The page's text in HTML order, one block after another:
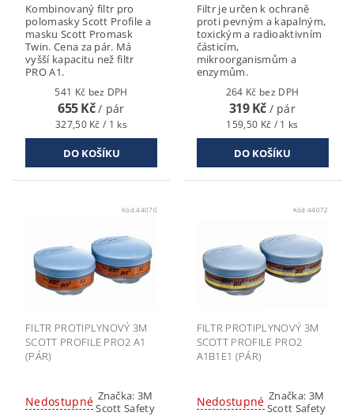
Kombinovaný filtr pro
polomasky Scott Profile a
masku Scott Promask
Twin. Cena za pár. Má
vyšší kapacitu než filtr
PRO A1.
541 Kč bez DPH
655 Kč/ pár
327,50 Kč / 1 ks
Filtr je určen k ochraně
proti pevným a kapalným,
toxickým a radioaktivním
částicím,
mikroorganismům a
enzymům.
264 Kč bez DPH
319 Kč / pár
159,50 Kč / 1 ks
Kód:44070
FILTR PROTIPLYNOVÝ 3M
SCOTT PROFILE PRO2 A1
(PÁR)
Nedostupné Značka:3M
Scott Safety
Kód: 44072
FILTR PROTIPLYNOVÝ 3M
SCOTT PROFILE PRO2
A1B1E1 (PÁR)
Nedostupné Značka: 3M
Scott Safety